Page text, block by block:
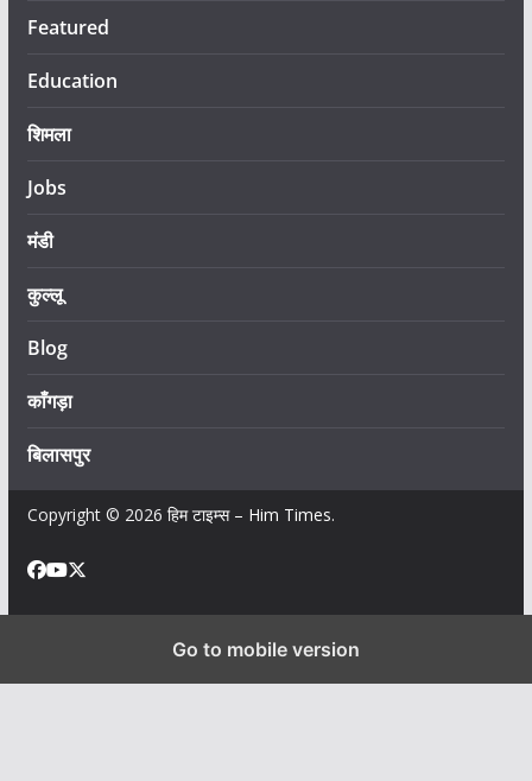
Featured
Education
शिमला
Jobs
मंडी
कुल्लू
Blog
काँगड़ा
बिलासपुर
Copyright © 2026 हिम टाइम्स – Him Times.
Go to mobile version